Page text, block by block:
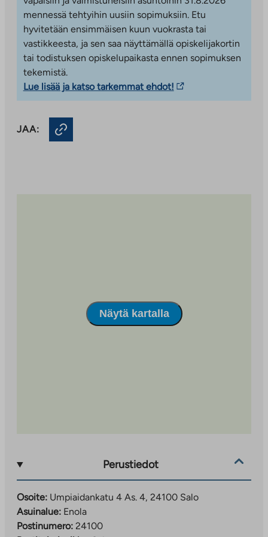
Lähistöllä on loistavat mahdollisuudet harrastaa ja
ulkoilla: keskusurheilupuisto, jäähalli sekä tennis-,
squash- ja uimahalli sijaitsevat vain pienen matkan
päässä.
mennessä tehtyihin uusiin sopimuksiin. Etu
hyvitetään ensimmäisen kuun vuokrasta tai
vastikkeesta, ja sen saa näyttämällä opiskelijakortin
tai todistuksen opiskelupaikasta ennen sopimuksen
tekemistä.
Lue lisää ja katso tarkemmat ehdot!Linkki
vie
JAA:
Näytä kartalla
Perustiedot
Osoite: Umpiaidankatu 4 As. 4, 24100 Salo
Asuinalue: Enola
Postinumero: 24100